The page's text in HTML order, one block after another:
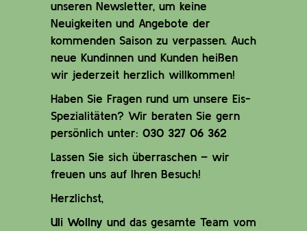
unseren Newsletter, um keine
Neuigkeiten und Angebote der
kommenden Saison zu verpassen. Auch
neue Kundinnen und Kunden heißen
wir jederzeit herzlich willkommen!
Haben Sie Fragen rund um unsere Eis-
Spezialitäten? Wir beraten Sie gern
persönlich unter: 030 327 06 362
Lassen Sie sich überraschen – wir
freuen uns auf Ihren Besuch!
Herzlichst,
Uli Wollny und das gesamte Team vom